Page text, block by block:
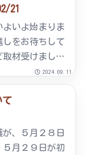
21
いよ始まりま
しをお待ちして
取材受けまし
まり、各メディ
した。
2024.09.11
て
、５月２８日
５月２９日が初